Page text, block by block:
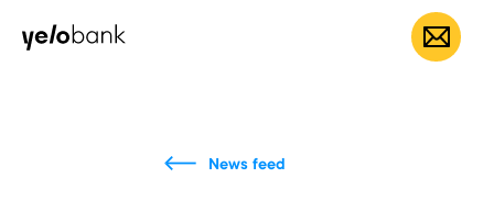
Individuals EN
News feed